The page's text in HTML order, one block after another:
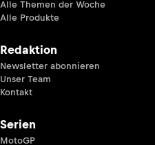
Alle Themen der Woche
Alle Produkte
Redaktion
Newsletter abonnieren
Unser Team
Kontakt
Serien
MotoGP